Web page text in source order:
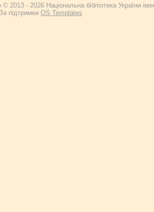
2013 - 2026 Національна бібліотека України
підтримки OS Templates